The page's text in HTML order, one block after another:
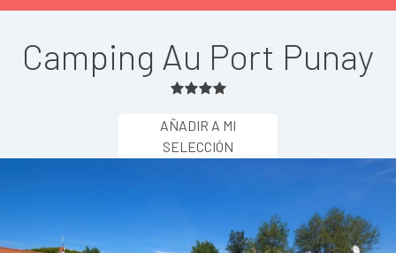
Camping Au Port Punay
AÑADIR A MI
SELECCIÓN